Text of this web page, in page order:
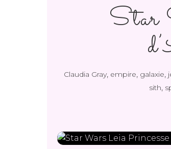
Star
Claudia Gray, empire, galaxie,
sith,